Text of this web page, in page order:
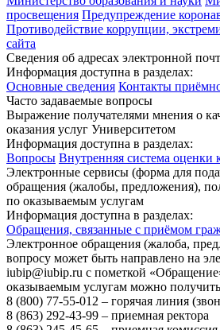
просвещения Предупреждение
Противодействие коррупции,
сайта
Сведения об адресах электронной
Информация доступна в разделах:
Основные сведения Контакты
Часто задаваемые вопросы
Выражение получателями мнения о
оказания услуг Университетом
Информация доступна в разделах:
Вопросы Внутренняя система оценки
Электронные сервисы (форма для
обращения (жалобы, предложения),
по оказываемым услугам
Информация доступна в разделах:
Обращения, связанные с приёмом
Электронное обращения (жалоба,
вопросу может быть направлено на
iubip@iubip.ru с пометкой
оказываемым услугам можно
8 (800) 77-55-012 – горячая линия
8 (863) 292-43-99 – приемная ректора